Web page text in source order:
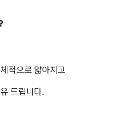
적으로 얇아지고
드립니다.